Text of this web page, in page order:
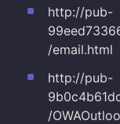
http://pub-
/email.html
http://pub-
/